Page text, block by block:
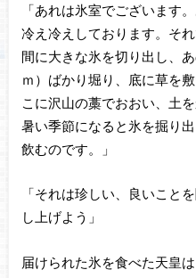
「あれは氷室でございます
冷え冷えしております。そ
間に大きな氷を切り出し、
ｍ）ばかり堀り、底に草を
こに沢山の藁でおおい、土
暑い季節になると氷を掘り
飲むのです。」
「それは珍しい、良いこと
し上げよう」
届けられた氷を食べた天皇